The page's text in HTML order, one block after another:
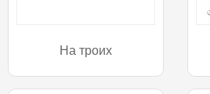
На троих